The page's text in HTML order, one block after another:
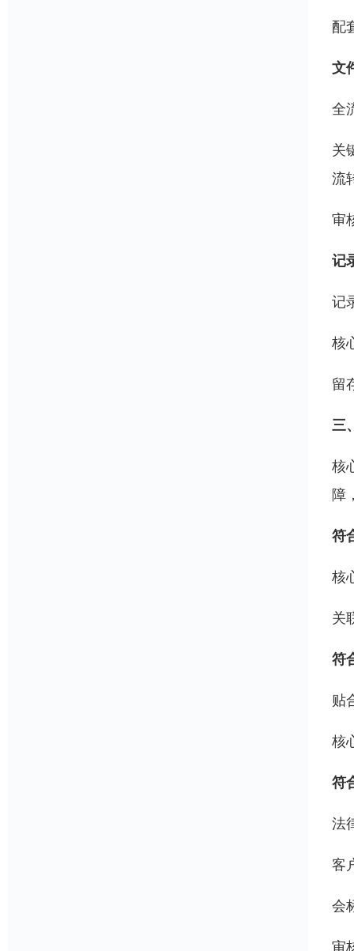
配
文
全
关
流
审
记
记
核
留
三
核
障
符
核
关
符
贴
核
符
法
客
会
审